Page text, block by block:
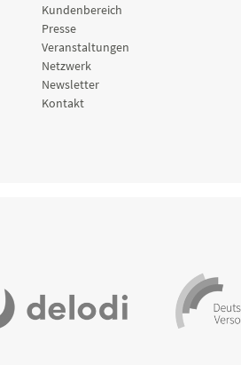
Kundenbereich
Presse
Veranstaltungen
Netzwerk
Newsletter
Kontakt